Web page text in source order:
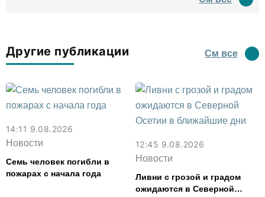
водил туда туристов
Другие публикации См все
14:11 9.08.2026
Новости
Семь человек погибли в
пожарах с начала года
12:45 9.08.2026
Новости
Ливни с грозой и градом
ожидаются в Северной